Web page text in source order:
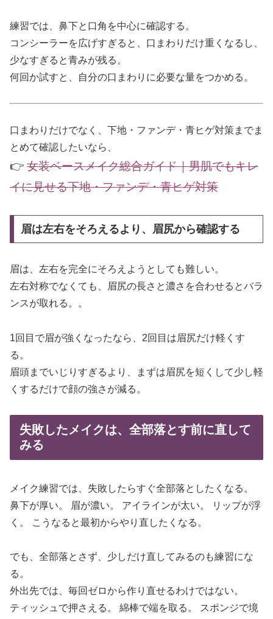
練習では、鼻下と口角を中心に確認する。
コンシーラーを広げすぎると、口まわりだけ重くなるし、
少なすぎると青みが残る。
何回か試すと、自分の口まわりに必要な量をつかめる。
口まわりだけでなく、下地・ファンデ・青ヒゲ対策までま
とめて確認したいなら、
👉 女装ベースメイク総合ガイド｜男肌でもキレ
イに見せる下地・ファンデ・青ヒゲ対策
眉は左右をそろえるより、眉尻から確認する
眉は、左右を完全にそろえようとしても難しい。
左右対称でなくても、眉尻の長さと濃さを合わせるとバラ
ンスが取れる。。
1回目で眉が強くなったなら、2回目は眉尻だけ軽くす
る。
眉頭までいじりすぎるより、まずは眉尻を短くして少し軽
くするだけで顔の強さが減る。
失敗したメイクは、全部落とす前に直して
みる
メイク練習では、失敗したらすぐ全部落としたくなる。
鼻下が厚い。 眉が濃い。 アイラインが太い。 リップが浮
く。 こうなると最初からやり直したくなる。
でも、全部落とさず、少しだけ直してみるのも練習にな
る。
外出先では、毎回ゼロから作り直せるわけではない。
ティッシュで押さえる。 綿棒で端を取る。 スポンジで境